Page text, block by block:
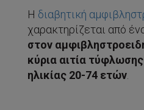
Η διαβητική
χαρακτηρίζεται από
στον
κύρια αιτία
ηλικίας 20-74 ετών